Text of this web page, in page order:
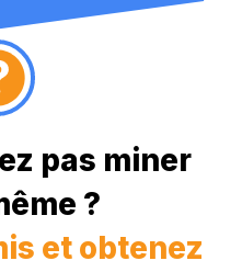
pas miner
?
et obtenez